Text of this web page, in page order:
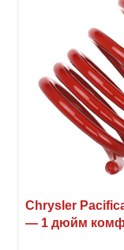
Chrysler
— 1 дюйм